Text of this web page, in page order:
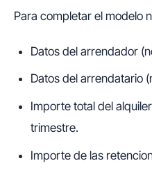
Para completar el modelo
Datos del arrendador
Datos del arrendatario
Importe total del
trimestre.
Importe de las